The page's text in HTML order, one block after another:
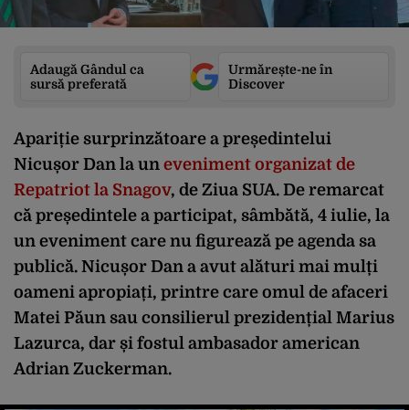
Adaugă Gândul ca
sursă preferată
Urmărește-ne în
Discover
Apariție surprinzătoare a președintelui
Nicușor Dan la un eveniment organizat de
Repatriot la Snagov, de Ziua SUA. De remarcat
că președintele a participat, sâmbătă, 4 iulie, la
un eveniment care nu figurează pe agenda sa
publică. Nicușor Dan a avut alături mai mulți
oameni apropiați, printre care omul de afaceri
Matei Păun sau consilierul prezidențial Marius
Lazurca, dar și fostul ambasador american
Adrian Zuckerman.